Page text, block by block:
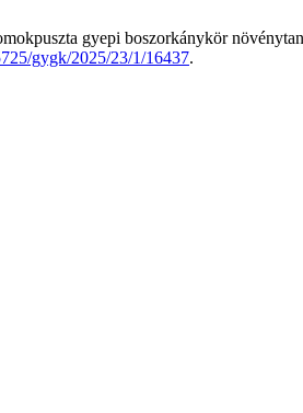
gyepi boszorkánykör
gygk/2025/23/1/16437.